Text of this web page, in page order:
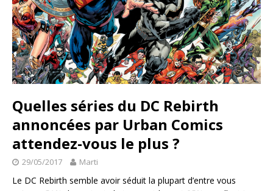
Quelles séries du DC Rebirth
annoncées par Urban Comics
attendez-vous le plus ?
29/05/2017 Marti
Le DC Rebirth semble avoir séduit la plupart d’entre vous